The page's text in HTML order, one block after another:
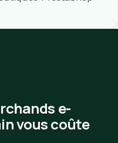
e-
vous coûte